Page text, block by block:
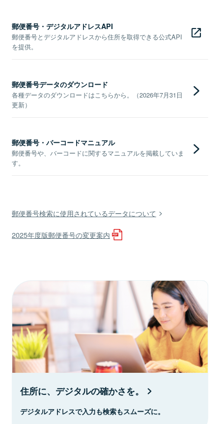
郵便番号・デジタルアドレスAPI
郵便番号とデジタルアドレスから住所を取得できる公式API
を提供。
郵便番号データのダウンロード
各種データのダウンロードはこちらから。（2026年7月31日
更新）
郵便番号・バーコードマニュアル
郵便番号や、バーコードに関するマニュアルを掲載していま
す。
郵便番号検索に使用されているデータについて
2025年度版郵便番号の変更案内
住所に、デジタルの確かさを。
デジタルアドレスで入力も検索もスムーズに。